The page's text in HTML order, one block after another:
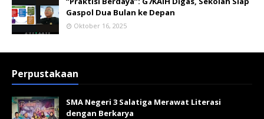
Gaspol Dua Bulan ke Depan
Oktober 16, 2025
Perpustakaan
SMA Negeri 3 Salatiga Merawat Literasi
dengan Berkarya